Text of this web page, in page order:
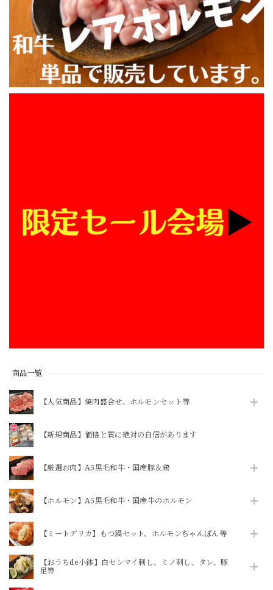
商品一覧
【人気商品】焼肉盛合せ、ホルモンセット等
【新規商品】価格と質に絶対の自信があります
【厳選お肉】A5黒毛和牛・国産豚＆鶏
【ホルモン】A5黒毛和牛・国産牛のホルモン
【ミートデリカ】もつ鍋セット、ホルモンちゃんぽん等
【おうちde小鉢】白センマイ刺し、ミノ刺し、タレ、豚
足等
\ 今動画で話題のあのマルチョウをご自宅で / ★井本精肉のYouTubeで焼き方動画アップしました★【芝浦直送】和牛大トロ -ロング- 味付きホルモン「マルチョウ」約230g（小腸）韓国 ASMR 長い
2026/08/02
BBQする予定があり話題のマルチョウを購入しました。カリ
カリにするのは難しかったですが、カリカリにならなくても
美味しかったのでまた食べたいです。 おまけで付いてきた
おつまみタン？もとても美味しかったです。 サイトの方で
いつもありがとうございます！
いつも利用させていただいております！知人にも紹介して好
評です。
2026/07/28